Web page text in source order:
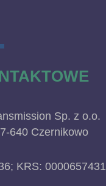
Sp. z o.o.
640 Czernikowo
KRS: 0000657431